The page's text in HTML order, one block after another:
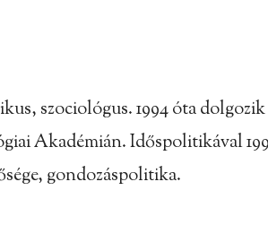
szociológus. 1994 óta
Akadémián. Időspolitikával
gondozáspolitika.